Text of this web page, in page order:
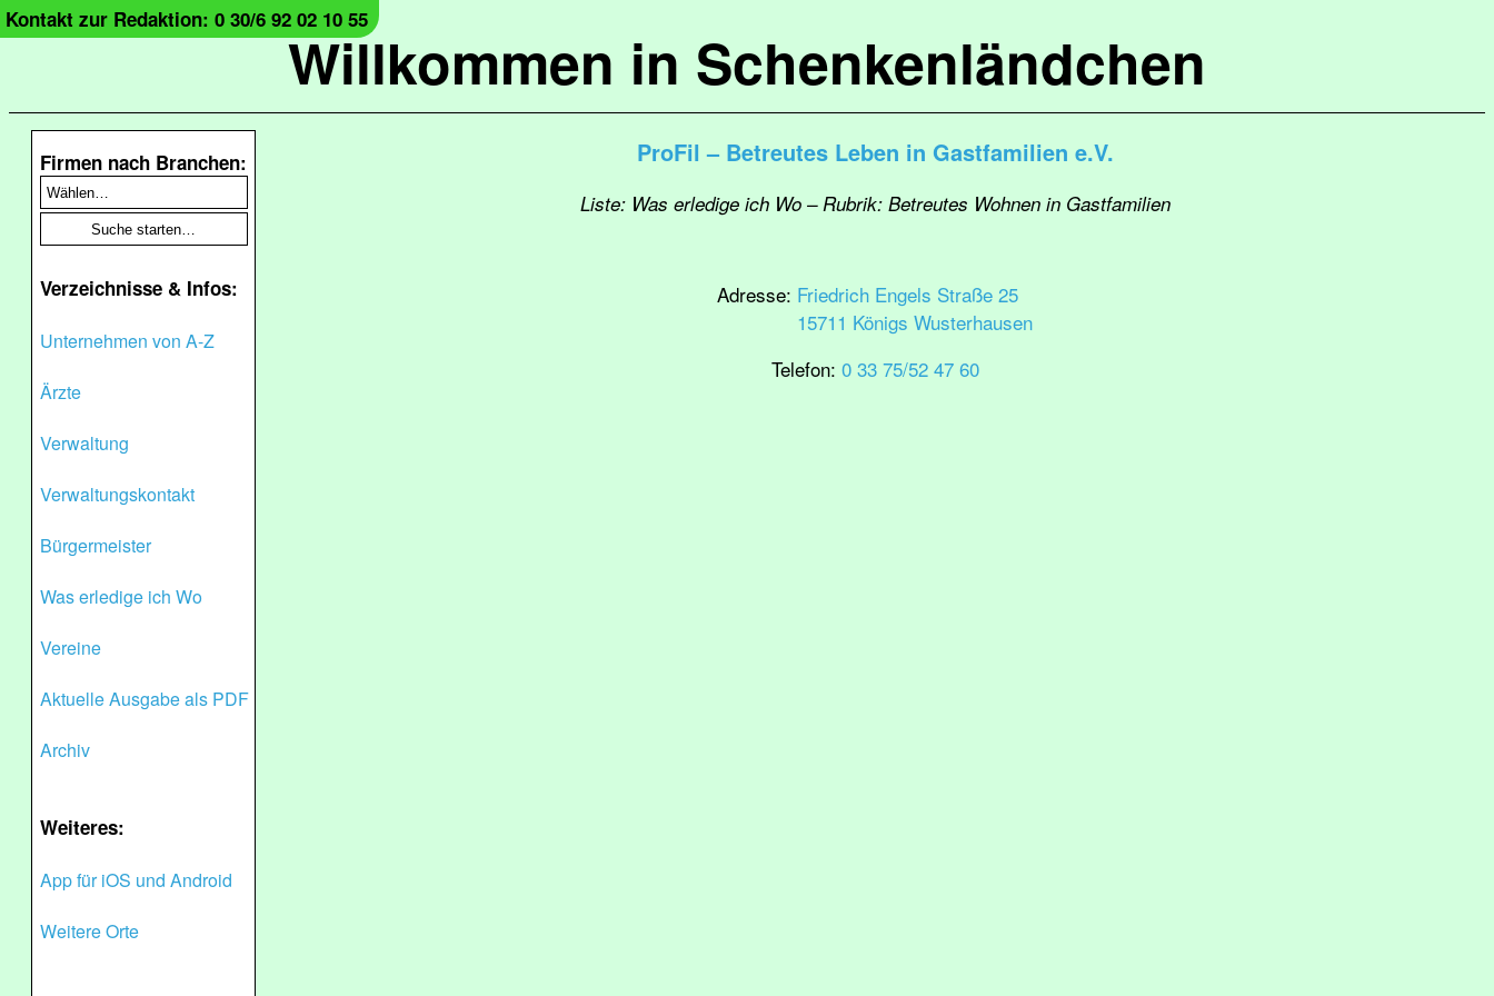
Willkommen in Schenkenländchen
Kontakt zur Redaktion: 0 30/6 92 02 10 55
Firmen nach Branchen:
Verzeichnisse & Infos:
Unternehmen von A-Z
Ärzte
Verwaltung
Verwaltungskontakt
Bürgermeister
Was erledige ich Wo
Vereine
Aktuelle Ausgabe als PDF
Archiv
Weiteres:
App für iOS und Android
Weitere Orte
ProFil – Betreutes Leben in Gastfamilien e.V.
Liste: Was erledige ich Wo – Rubrik: Betreutes Wohnen in Gastfamilien
Adresse: Friedrich Engels Straße 25
15711 Königs Wusterhausen
Telefon: 0 33 75/52 47 60